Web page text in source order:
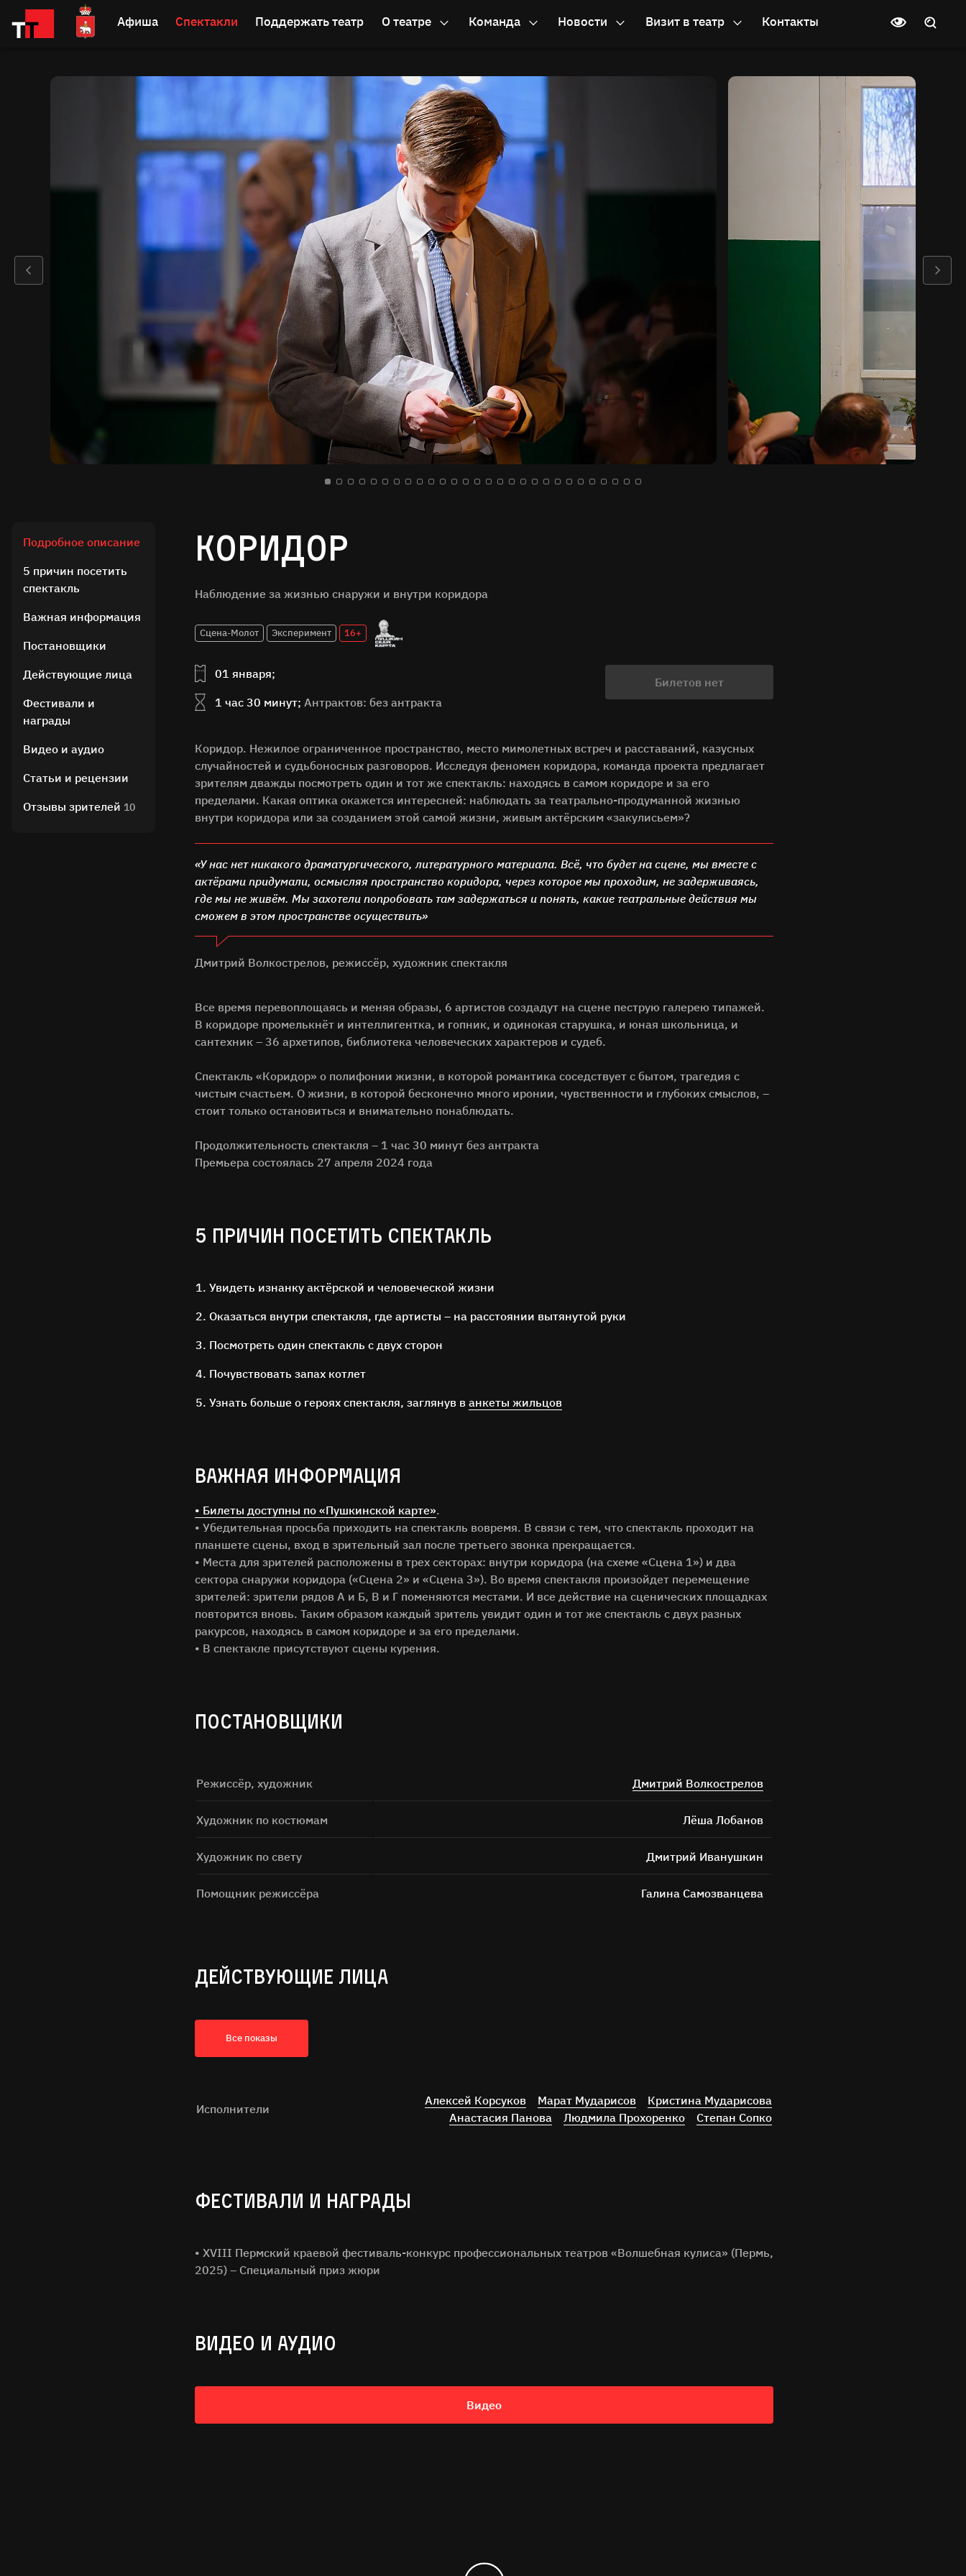
Афиша Спектакли Поддержать театр О театре Команда Новости Визит в театр Контакты
Поиск
Подробное описание
5 причин посетить
спектакль
Важная информация
Постановщики
Действующие лица
Фестивали и
награды
Видео и аудио
Статьи и рецензии
Отзывы зрителей 10
Коридор
Наблюдение за жизнью снаружи и внутри коридора
Сцена-Молот Эксперимент 16+
01 января;
1 час 30 минут; Антрактов: без антракта
Билетов нет
Коридор. Нежилое ограниченное пространство, место мимолетных встреч и расставаний, казусных
случайностей и судьбоносных разговоров. Исследуя феномен коридора, команда проекта предлагает
зрителям дважды посмотреть один и тот же спектакль: находясь в самом коридоре и за его
пределами. Какая оптика окажется интересней: наблюдать за театрально-продуманной жизнью
внутри коридора или за созданием этой самой жизни, живым актёрским «закулисьем»?
«У нас нет никакого драматургического, литературного материала. Всё, что будет на сцене, мы вместе с
актёрами придумали, осмысляя пространство коридора, через которое мы проходим, не задерживаясь,
где мы не живём. Мы захотели попробовать там задержаться и понять, какие театральные действия мы
сможем в этом пространстве осуществить»
Дмитрий Волкострелов, режиссёр, художник спектакля
Все время перевоплощаясь и меняя образы, 6 артистов создадут на сцене пеструю галерею типажей.
В коридоре промелькнёт и интеллигентка, и гопник, и одинокая старушка, и юная школьница, и
сантехник – 36 архетипов, библиотека человеческих характеров и судеб.
Спектакль «Коридор» о полифонии жизни, в которой романтика соседствует с бытом, трагедия с
чистым счастьем. О жизни, в которой бесконечно много иронии, чувственности и глубоких смыслов, –
стоит только остановиться и внимательно понаблюдать.
Продолжительность спектакля – 1 час 30 минут без антракта
Премьера состоялась 27 апреля 2024 года
5 ПРИЧИН ПОСЕТИТЬ СПЕКТАКЛЬ
Увидеть изнанку актёрской и человеческой жизни
Оказаться внутри спектакля, где артисты – на расстоянии вытянутой руки
Посмотреть один спектакль с двух сторон
Почувствовать запах котлет
Узнать больше о героях спектакля, заглянув в анкеты жильцов
ВАЖНАЯ ИНФОРМАЦИЯ
• Билеты доступны по «Пушкинской карте».
• Убедительная просьба приходить на спектакль вовремя. В связи с тем, что спектакль проходит на
планшете сцены, вход в зрительный зал после третьего звонка прекращается.
• Места для зрителей расположены в трех секторах: внутри коридора (на схеме «Сцена 1») и два
сектора снаружи коридора («Сцена 2» и «Сцена 3»). Во время спектакля произойдет перемещение
зрителей: зрители рядов А и Б, В и Г поменяются местами. И все действие на сценических площадках
повторится вновь. Таким образом каждый зритель увидит один и тот же спектакль с двух разных
ракурсов, находясь в самом коридоре и за его пределами.
• В спектакле присутствуют сцены курения.
ПОСТАНОВЩИКИ
Режиссёр, художник Дмитрий Волкострелов
Художник по костюмам Лёша Лобанов
Художник по свету Дмитрий Иванушкин
Помощник режиссёра Галина Самозванцева
ДЕЙСТВУЮЩИЕ ЛИЦА
Все показы
Исполнители
Алексей Корсуков Марат Мударисов
Кристина Мударисова
Анастасия Панова
Людмила Прохоренко Степан Сопко
ФЕСТИВАЛИ И НАГРАДЫ
• XVIII Пермский краевой фестиваль-конкурс профессиональных театров «Волшебная кулиса» (Пермь,
2025) – Специальный приз жюри
ВИДЕО И АУДИО
Видео
ОТЗЫВ
Город
Email